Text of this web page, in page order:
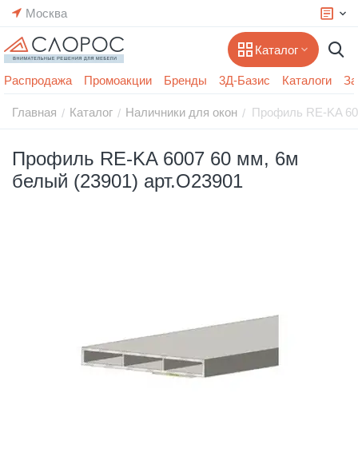
Москва
Каталог
Распродажа Промоакции Бренды 3Д-Базис Каталоги
Главная / Каталог / Наличники для окон / Профиль RE-KA
Профиль RE-KA 6007 60 мм, 6м
белый (23901) арт.O23901